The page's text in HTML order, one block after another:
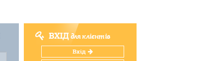
ВХІДдля клієнтів
Вхід